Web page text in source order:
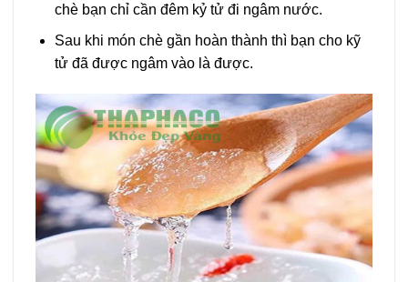
chè bạn chỉ cần đêm kỷ tử đi ngâm nước.
Sau khi món chè gần hoàn thành thì bạn cho kỹ
tử đã được ngâm vào là được.